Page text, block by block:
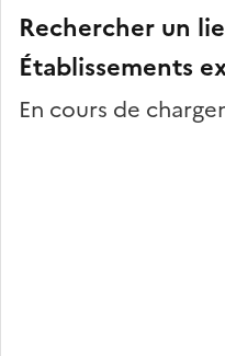
Rechercher un
Établissements
En cours de